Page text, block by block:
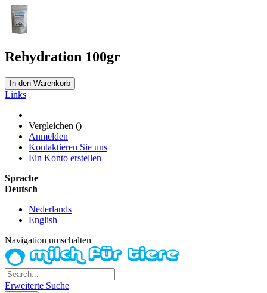
Rehydration 100gr
In den Warenkorb
Links
Vergleichen ()
Anmelden
Kontaktieren Sie uns
Ein Konto erstellen
Sprache
Deutsch
Nederlands
English
Navigation umschalten
Erweiterte Suche